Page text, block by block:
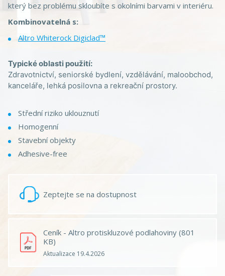
který bez problému skloubíte s okolními barvami v interiéru.
Kombinovatelná s:
Altro Whiterock Digiclad™
Typické oblasti použití:
Zdravotnictví, seniorské bydlení, vzdělávání, maloobchod,
kanceláře, lehká posilovna a rekreační prostory.
Střední riziko uklouznutí
Homogenní
Stavební objekty
Adhesive-free
Zeptejte se na dostupnost
Ceník - Altro protiskluzové podlahoviny (801
KB)
Aktualizace 19.4.2026